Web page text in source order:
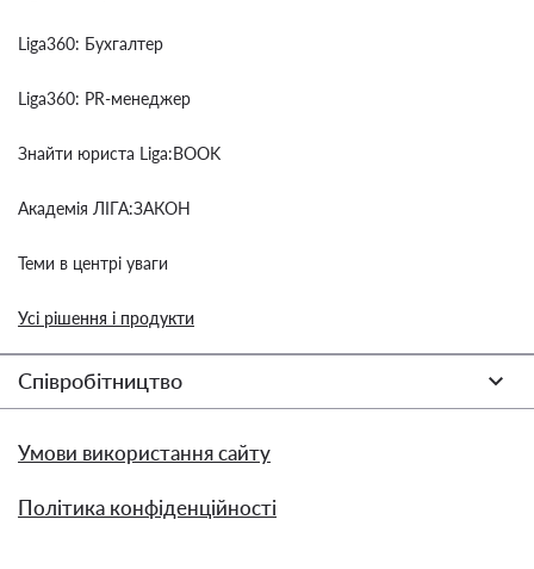
Liga360: Бухгалтер
Liga360: PR-менеджер
Знайти юриста Liga:BOOK
Академія ЛІГА:ЗАКОН
Теми в центрі уваги
Усі рішення і продукти
Співробітництво
Умови використання сайту
Політика конфіденційності